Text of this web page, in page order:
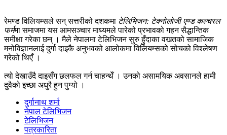
रेमण्ड विलियम्सले सन् सत्तरीको दशकमा टेलिभिजन: टेक्नोलोजी एण्ड कल्चरल
फर्ममा समाजमा यस आमसञ्चार माध्यमले पारेको प्रभावको गहन सैद्धान्तिक
समीक्षा गरेका छन् । मैले नेपालमा टेलिभिजन सुरु हुँदाका वखतको सामाजिक
मनोविज्ञानलाई दुर्गा दाइकै अनुभवको आलोकमा विलियम्सको सोचको विश्लेषण
गरेको थिएँ ।
त्यो देखाउँदै दाइसँग छलफल गर्न चाहन्थेँ । उनको असामयिक अवसानले हामी
दुवैको इच्छा अधुरै हुन पुग्यो ।
दुर्गानाथ शर्मा
नेपाल टेलिभिजन
टेलिभिजन
पत्रकारिता